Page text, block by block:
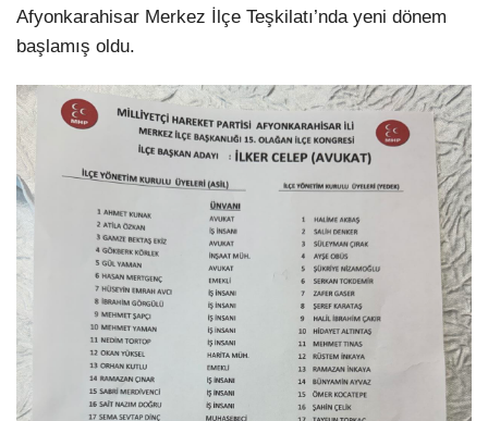
Afyonkarahisar Merkez İlçe Teşkilatı’nda yeni dönem
başlamış oldu.